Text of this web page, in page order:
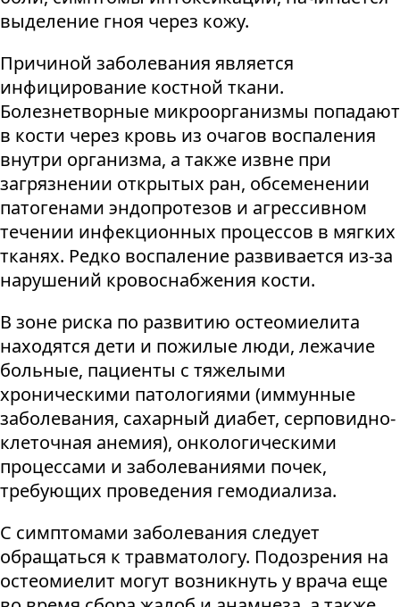
выделение гноя через кожу.
Причиной заболевания является
инфицирование костной ткани.
Болезнетворные микроорганизмы попадают
в кости через кровь из очагов воспаления
внутри организма, а также извне при
загрязнении открытых ран, обсеменении
патогенами эндопротезов и агрессивном
течении инфекционных процессов в мягких
тканях. Редко воспаление развивается из-за
нарушений кровоснабжения кости.
В зоне риска по развитию остеомиелита
находятся дети и пожилые люди, лежачие
больные, пациенты с тяжелыми
хроническими патологиями (иммунные
заболевания, сахарный диабет, серповидно-
клеточная анемия), онкологическими
процессами и заболеваниями почек,
требующих проведения гемодиализа.
С симптомами заболевания следует
обращаться к травматологу. Подозрения на
остеомиелит могут возникнуть у врача еще